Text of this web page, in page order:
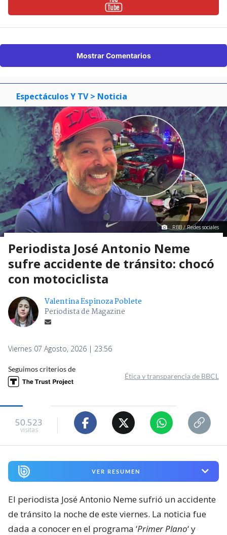
Mostrar Comentarios
Espectáculos Y TV > Noticia
RBB / Redes sociales
Periodista José Antonio Neme
sufre accidente de tránsito: chocó
con motociclista
Valentina Espinoza Poblete
Periodista de Magazine
Viernes 07 Agosto, 2026 | 23:56
Seguimos criterios de
Ética y transparencia de BBCL
50.523
visitas
VER RESUMEN
El periodista José Antonio Neme sufrió un accidente
de tránsito la noche de este viernes. La noticia fue
dada a conocer en el programa ‘Primer Plano‘ y